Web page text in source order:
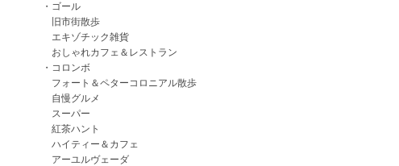
・ゴール
旧市街散歩
エキゾチック雑貨
おしゃれカフェ＆レストラン
・コロンボ
フォート＆ペターコロニアル散歩
自慢グルメ
スーパー
紅茶ハント
ハイティー＆カフェ
アーユルヴェーダ